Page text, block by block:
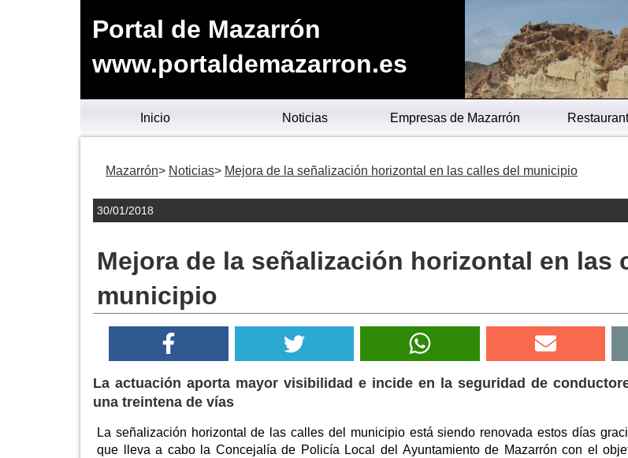
Portal de Mazarrón
www.portaldemazarron.es
Inicio Noticias Empresas de Mazarrón
Mazarrón Noticias Mejora de la señalización horizontal en las calles del municipio
30/01/2018
Mejora de la señalización horizontal en las
municipio
La actuación aporta mayor visibilidad e incide en la seguridad de
una treintena de vías
La señalización horizontal de las calles del municipio está siendo renovada estos días
que lleva a cabo la Concejalía de Policía Local del Ayuntamiento de Mazarrón con el